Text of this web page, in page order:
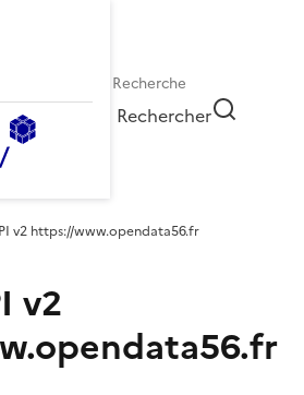
Rechercher
v2 https://www.opendata56.fr
v2